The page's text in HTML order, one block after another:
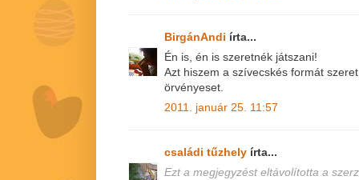
BirgánAndi írta...
Én is, én is szeretnék játszani!
Azt hiszem a szívecskés formát
örvényeset.
2011. január 25. 11:57
családi tűzhely írta...
Ezt a megjegyzést eltávolította a